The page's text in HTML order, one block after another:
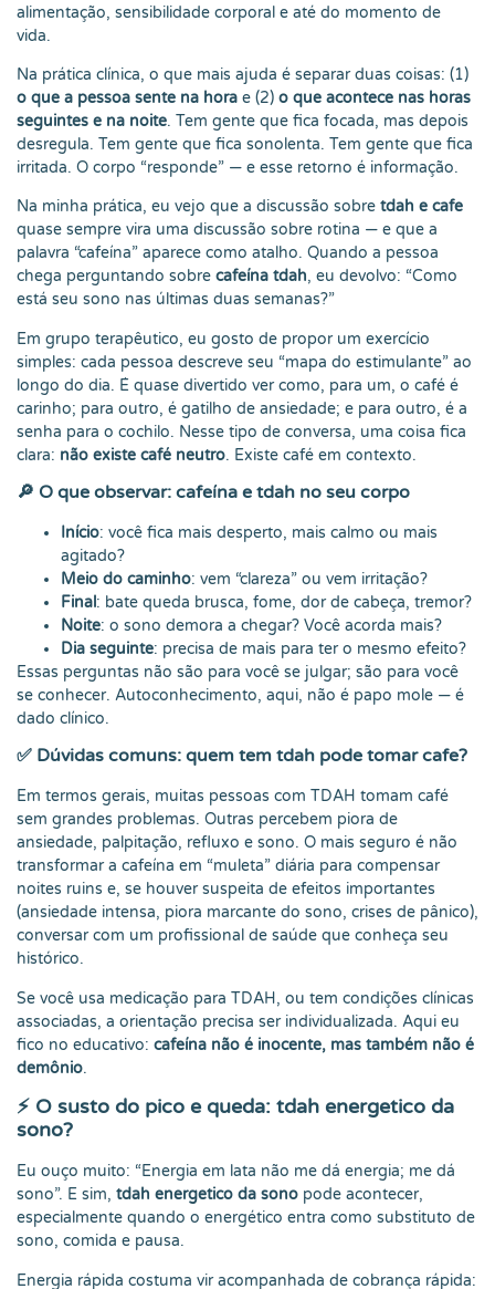
alimentação, sensibilidade corporal e até do momento de
vida.
Na prática clínica, o que mais ajuda é separar duas coisas: (1)
o que a pessoa sente na hora e (2) o que acontece nas horas
seguintes e na noite. Tem gente que fica focada, mas depois
desregula. Tem gente que fica sonolenta. Tem gente que fica
irritada. O corpo “responde” — e esse retorno é informação.
Na minha prática, eu vejo que a discussão sobre tdah e cafe
quase sempre vira uma discussão sobre rotina — e que a
palavra “cafeína” aparece como atalho. Quando a pessoa
chega perguntando sobre cafeína tdah, eu devolvo: “Como
está seu sono nas últimas duas semanas?”
Em grupo terapêutico, eu gosto de propor um exercício
simples: cada pessoa descreve seu “mapa do estimulante” ao
longo do dia. É quase divertido ver como, para um, o café é
carinho; para outro, é gatilho de ansiedade; e para outro, é a
senha para o cochilo. Nesse tipo de conversa, uma coisa fica
clara: não existe café neutro. Existe café em contexto.
🔎 O que observar: cafeína e tdah no seu corpo
Início: você fica mais desperto, mais calmo ou mais
agitado?
Meio do caminho: vem “clareza” ou vem irritação?
Final: bate queda brusca, fome, dor de cabeça, tremor?
Noite: o sono demora a chegar? Você acorda mais?
Dia seguinte: precisa de mais para ter o mesmo efeito?
Essas perguntas não são para você se julgar; são para você
se conhecer. Autoconhecimento, aqui, não é papo mole — é
dado clínico.
✅ Dúvidas comuns: quem tem tdah pode tomar cafe?
Em termos gerais, muitas pessoas com TDAH tomam café
sem grandes problemas. Outras percebem piora de
ansiedade, palpitação, refluxo e sono. O mais seguro é não
transformar a cafeína em “muleta” diária para compensar
noites ruins e, se houver suspeita de efeitos importantes
(ansiedade intensa, piora marcante do sono, crises de pânico),
conversar com um profissional de saúde que conheça seu
histórico.
Se você usa medicação para TDAH, ou tem condições clínicas
associadas, a orientação precisa ser individualizada. Aqui eu
fico no educativo: cafeína não é inocente, mas também não é
demônio.
⚡ O susto do pico e queda: tdah energetico da
sono?
Eu ouço muito: “Energia em lata não me dá energia; me dá
sono”. E sim, tdah energetico da sono pode acontecer,
especialmente quando o energético entra como substituto de
sono, comida e pausa.
Energia rápida costuma vir acompanhada de cobrança rápida: